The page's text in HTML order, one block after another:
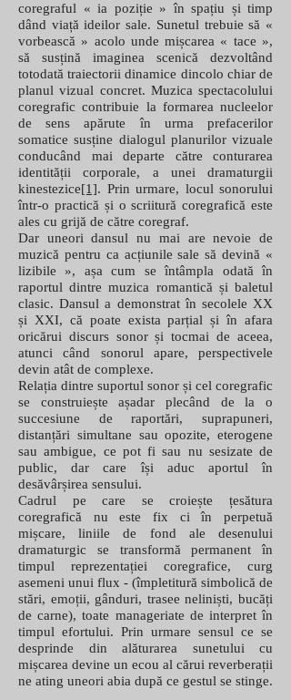
coregraful « ia poziție » în spațiu și timp
dând viață ideilor sale. Sunetul trebuie să «
vorbească » acolo unde mișcarea « tace »,
să susțină imaginea scenică dezvoltând
totodată traiectorii dinamice dincolo chiar de
planul vizual concret. Muzica spectacolului
coregrafic contribuie la formarea nucleelor
de sens apărute în urma prefacerilor
somatice susține dialogul planurilor vizuale
conducând mai departe către conturarea
identității corporale, a unei dramaturgii
kinestezice[1]. Prin urmare, locul sonorului
într-o practică și o scriitură coregrafică este
ales cu grijă de către coregraf.
Dar uneori dansul nu mai are nevoie de
muzică pentru ca acțiunile sale să devină «
lizibile », așa cum se întâmpla odată în
raportul dintre muzica romantică și baletul
clasic. Dansul a demonstrat în secolele XX
și XXI, că poate exista parțial și în afara
oricărui discurs sonor și tocmai de aceea,
atunci când sonorul apare, perspectivele
devin atât de complexe.
Relația dintre suportul sonor și cel coregrafic
se construiește așadar plecând de la o
succesiune de raportări, suprapuneri,
distanțări simultane sau opozite, eterogene
sau ambigue, ce pot fi sau nu sesizate de
public, dar care își aduc aportul în
desăvârșirea sensului.
Cadrul pe care se croiește țesătura
coregrafică nu este fix ci în perpetuă
mișcare, liniile de fond ale desenului
dramaturgic se transformă permanent în
timpul reprezentației coregrafice, curg
asemeni unui flux - (împletitură simbolică de
stări, emoții, gânduri, trasee neliniști, bucăți
de carne), toate manageriate de interpret în
timpul efortului. Prin urmare sensul ce se
desprinde din alăturarea sunetului cu
mișcarea devine un ecou al cărui reverberații
ne ating uneori abia după ce gestul se stinge.